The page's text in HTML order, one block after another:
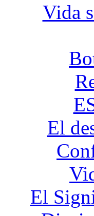
Vida
El
El